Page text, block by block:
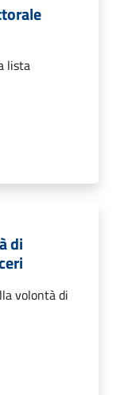
lista
di
volontà di